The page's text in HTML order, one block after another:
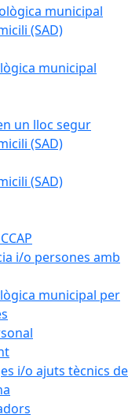
municipal
(SAD)
municipal
un lloc segur
(SAD)
(SAD)
i/o persones amb
municipal per
i/o ajuts tècnics de